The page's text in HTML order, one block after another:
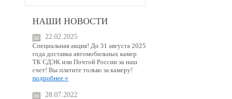
НАШИ НОВОСТИ
22.02.2025
Специальная акция! До 31 августа 2025
года доставка автомобильных камер
ТК СДЭК или Почтой России за наш
счет! Вы платите только за камеру!
подробнее »
28.07.2022